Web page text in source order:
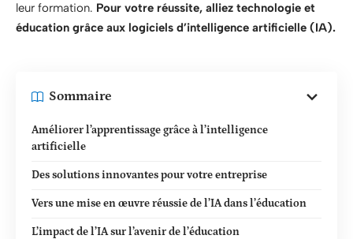
leur formation. Pour votre réussite, alliez technologie et
éducation grâce aux logiciels d’intelligence artificielle (IA).
Sommaire
Améliorer l’apprentissage grâce à l’intelligence
artificielle
Des solutions innovantes pour votre entreprise
Vers une mise en œuvre réussie de l’IA dans l’éducation
L’impact de l’IA sur l’avenir de l’éducation